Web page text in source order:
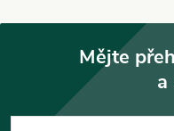
ý
Mějte
a